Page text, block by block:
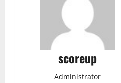
scoreup
Administrator